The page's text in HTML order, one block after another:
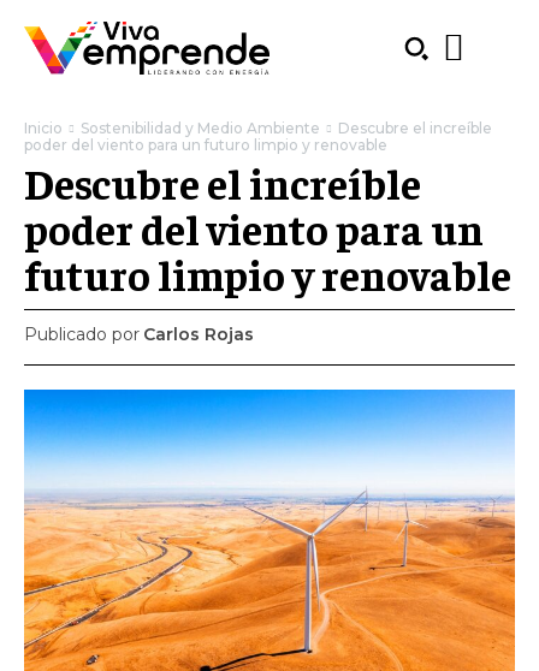
Welcome to Liberty Case
We have a curated list of the most noteworthy news from all
across the globe. With any subscription plan, you get access
toexclusive articlesthat let you stay ahead of the curve.
Inicio Sostenibilidad y Medio Ambiente
Descubre el increíble
poder del viento para un futuro limpio y renovable
Descubre el increíble
poder del viento para un
futuro limpio y renovable
Publicado por Carlos Rojas